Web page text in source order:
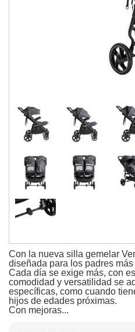
Con la nueva silla gemelar
diseñada para los padres
Cada día se exige más, con
comodidad y versatilidad se
específicas, como cuando
hijos de edades próximas.
Con mejoras...